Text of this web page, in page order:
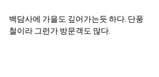
백담사에 가을도 깊어가는듯 하다. 단풍
철이라 그런가 방문객도 많다.